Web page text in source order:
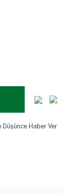
Düşünce Haber Ver